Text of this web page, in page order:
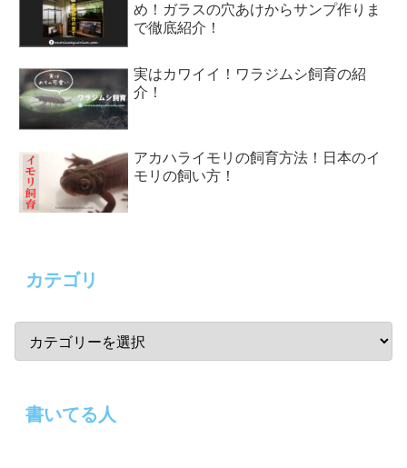
め！ガラスの穴あけからサンプ作りま
で徹底紹介！
実はカワイイ！ワラジムシ飼育の紹
介！
アカハライモリの飼育方法！日本のイ
モリの飼い方！
カテゴリ
書いてる人